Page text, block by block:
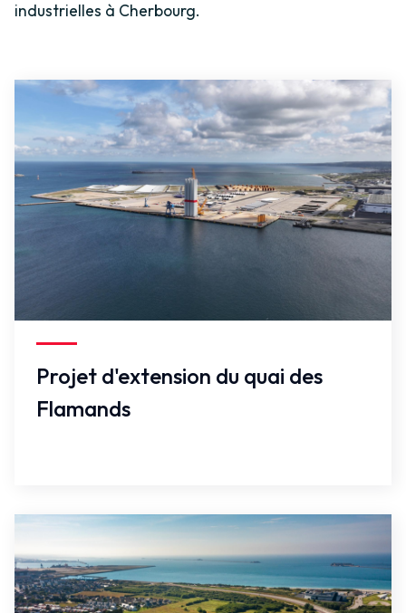
industrielles à Cherbourg.
Projet d'extension du quai des
Flamands
Faux